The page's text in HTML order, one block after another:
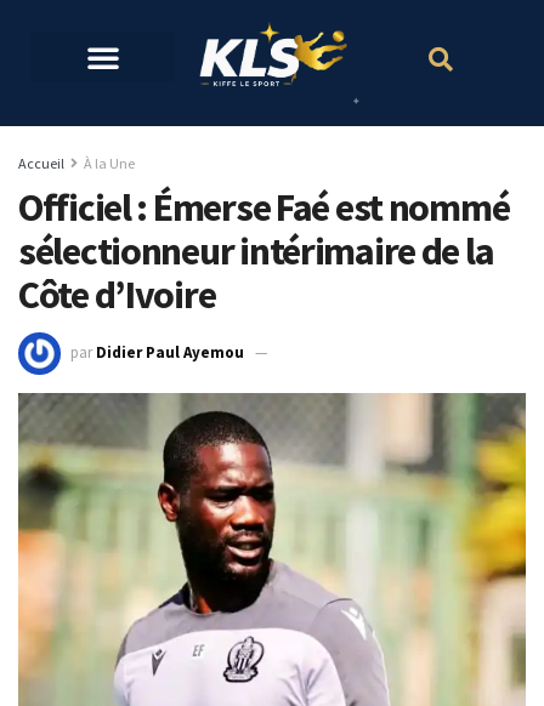
Accueil À la Une
Officiel : Émerse Faé est nommé
sélectionneur intérimaire de la
Côte d’Ivoire
par Didier Paul Ayemou